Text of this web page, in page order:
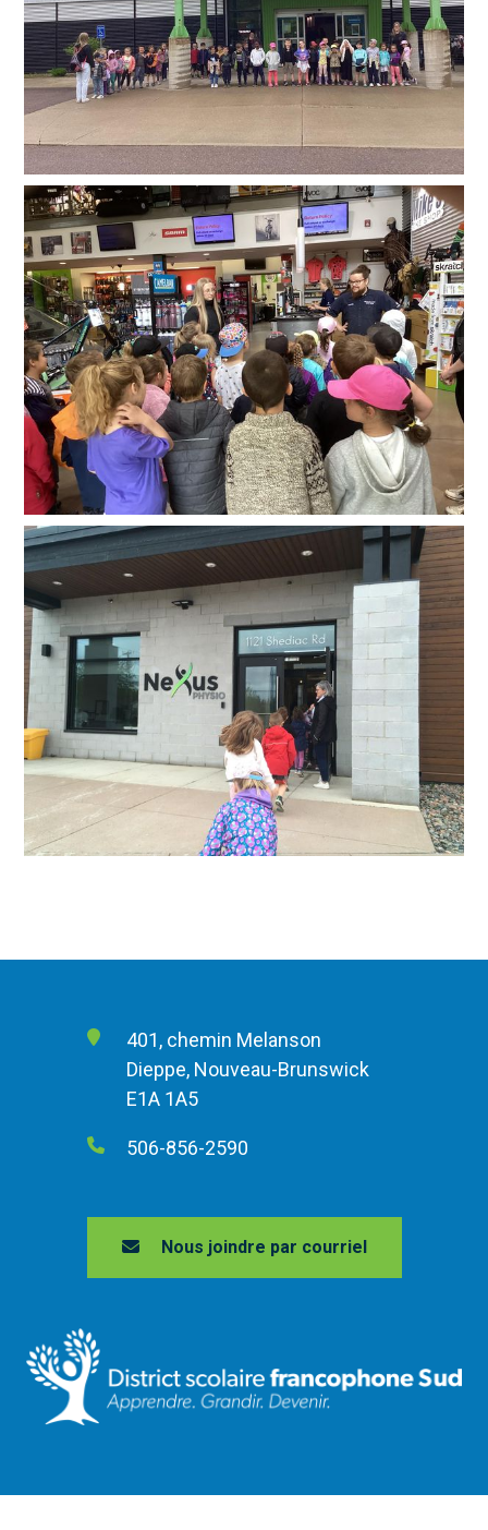
401, chemin Melanson
Dieppe, Nouveau-Brunswick
E1A 1A5
506-856-2590
Nous joindre par courriel